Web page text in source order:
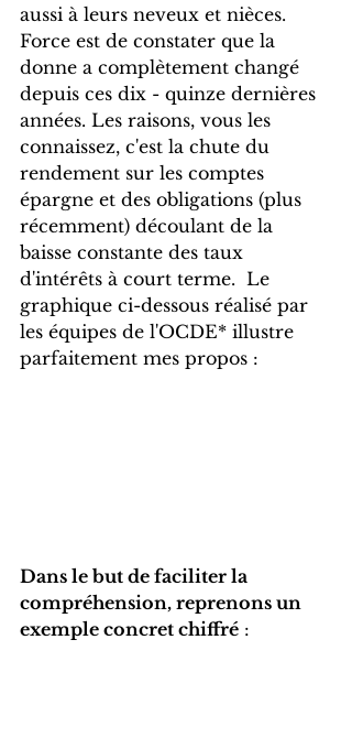
aussi à leurs neveux et nièces.
Force est de constater que la
donne a complètement changé
depuis ces dix - quinze dernières
années. Les raisons, vous les
connaissez, c'est la chute du
rendement sur les comptes
épargne et des obligations (plus
récemment) découlant de la
baisse constante des taux
d'intérêts à court terme.  Le
graphique ci-dessous réalisé par
les équipes de l'OCDE* illustre
parfaitement mes propos :
Dans le but de faciliter la
compréhension, reprenons un
exemple concret chiffré :